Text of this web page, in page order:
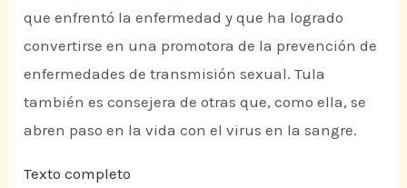
que enfrentó la enfermedad y que ha logrado
convertirse en una promotora de la prevención de
enfermedades de transmisión sexual. Tula
también es consejera de otras que, como ella, se
abren paso en la vida con el virus en la sangre.
Texto completo